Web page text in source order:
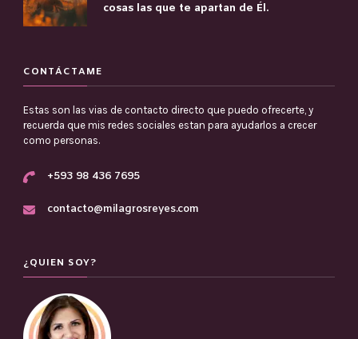
cosas las que te apartan de Él.
CONTÁCTAME
Estas son las vias de contacto directo que puedo ofrecerte, y
recuerda que mis redes sociales estan para ayudarlos a crecer
como personas.
+593 98 436 7695
contacto@milagrosreyes.com
¿QUIEN SOY?